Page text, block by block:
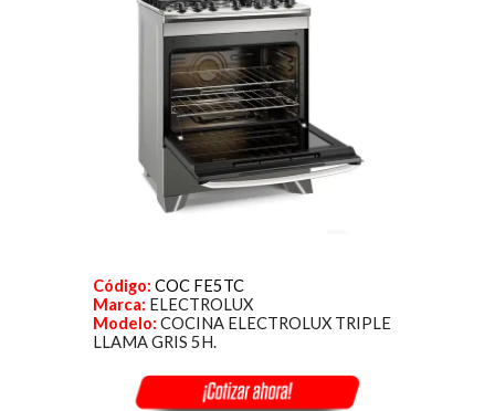
Código: COC FE5TC
Marca: ELECTROLUX
Modelo:COCINA ELECTROLUX TRIPLE
LLAMA GRIS 5H.